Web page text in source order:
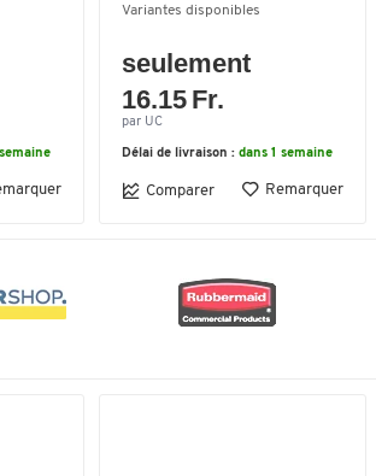
Variantes disponibles
seulement
16.15 Fr.
par UC
Délai de livraison : dans 1 semaine
Comparer Remarquer